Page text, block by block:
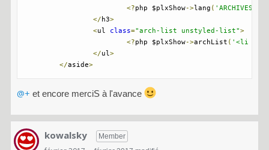
<?php $plxShow->lang ( 'ARCHIVES'
</ h3>
<ul class="arch-list unstyled-list">
<?php $plxShow->archList ( '<li
</ul >
</aside>
@+ et encore merciS à l'avance
kowalsky Member